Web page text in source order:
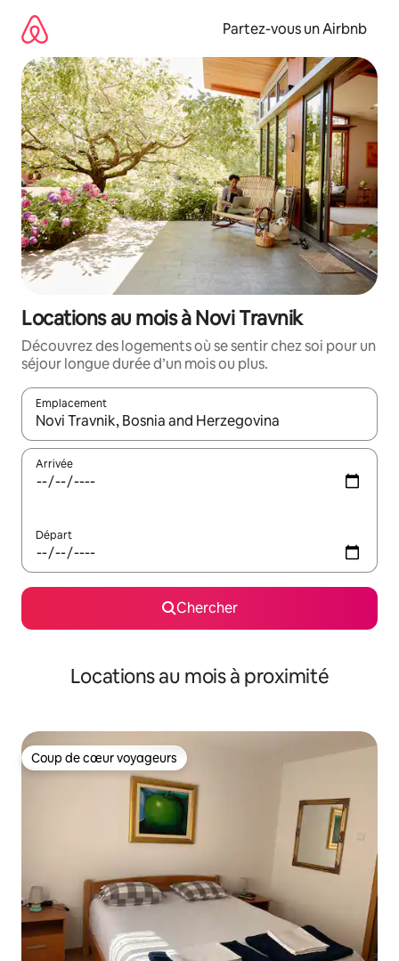
directement
contenu
Partez-vous un Airbnb
Locations au mois à Novi Travnik
Découvrez des logements où se sentir chez soi pour un
séjour longue durée d’un mois ou plus.
Emplacement
Quand les résultats sont affichés, parcourez-les en utilisant
Arrivée
Départ
Chercher
Locations au mois à proximité
Coup de cœur voyageurs
Coup de cœur voyageurs